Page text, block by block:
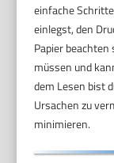
einfache
einlegst, den
Papier
müssen und
dem Lesen bist
Ursachen zu
minimieren.